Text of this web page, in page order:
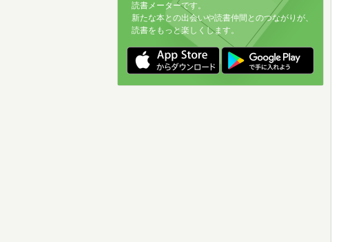
読書メーターです。
新たな本との出会いや読書仲間とのつながりが、
読書をもっと楽しくします。